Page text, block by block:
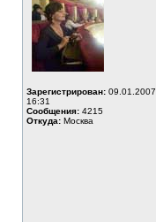
Зарегистрирован: 09.01.2007
16:31
Сообщения: 4215
Откуда: Москва